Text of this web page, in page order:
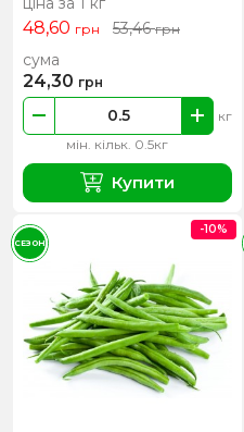
48,60 грн 53,46грн
мін. кільк. 0.5кг
кг
сума
24,30 грн
Купити
-10%
СЕЗОН